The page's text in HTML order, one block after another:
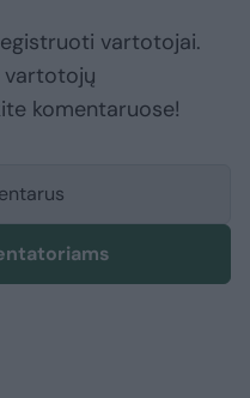
vartotojai.
vartotojų
komentaruose!